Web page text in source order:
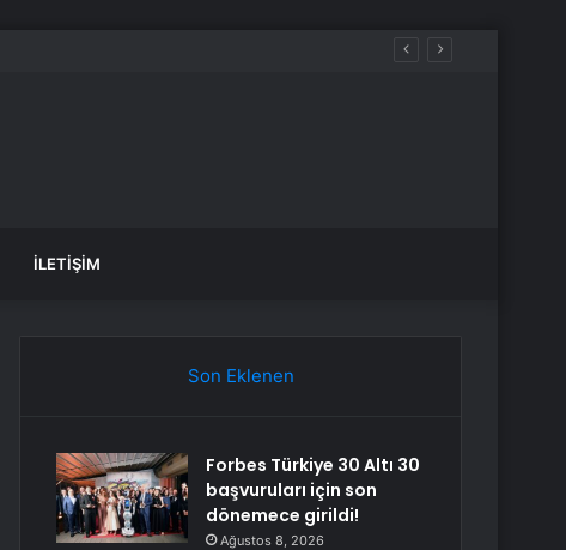
İLETIŞIM
Son Eklenen
Forbes Türkiye 30 Altı 30
başvuruları için son
dönemece girildi!
Ağustos 8, 2026